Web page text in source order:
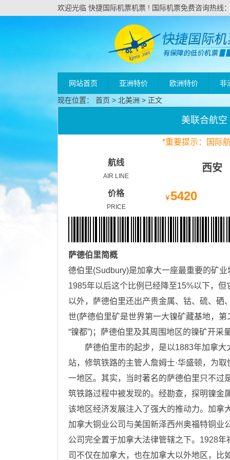
欢迎光临 快捷国际机票机票 ! 国际机票免费咨询热线
网站首页 亚洲特价 欧洲特价 非
现在位置： 首页 > 北美洲 > 正文
美联合航空
*重要提示：国际
航线
AIR LINE
西安
价格
PRICE
￥5420
萨德伯里简概
德伯里(Sudbury)是加拿大一座最重要的矿
1985年以后这个比例已经降至15%以下，
以外，萨德伯里还出产贵金属、钴、硫、硒
世(萨德伯里矿是世界第一大镍矿藏基地，
“镍都”)；萨德伯里及其周围地区的镍矿开采
萨德伯里市的起步，是以1883年加拿大
站，修筑铁路的主管人詹姆士·华盛顿，为
一地区。其实，当时著名的萨德伯里只不过
筑铁路过程中被发现的。经勘查，探明镍金
该地区经济发展注入了强大的推动力。加拿
加拿大铜业公司与美国新泽西州奥福特铜业
公司完全置于加拿大法律管辖之下。1928
司不仅在加拿大，也在加拿大以外地区，比